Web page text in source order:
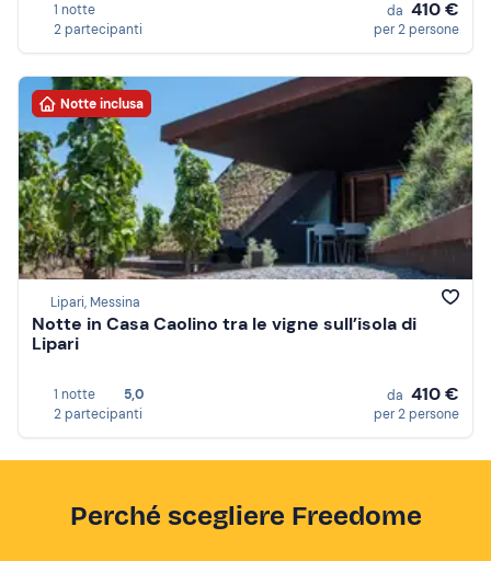
1 notte
2 partecipanti
da 410 €
per 2 persone
Notte inclusa
Lipari, Messina
Notte in Casa Caolino tra le vigne sull’isola di
Lipari
1 notte
5,0
2 partecipanti
da 410 €
per 2 persone
Perché scegliere Freedome